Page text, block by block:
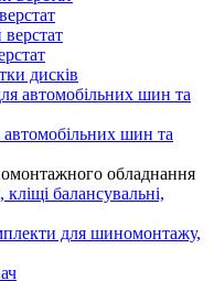
дисків
автомобільних шин та
обладнання
балансувальні,
для шиномонтажу,